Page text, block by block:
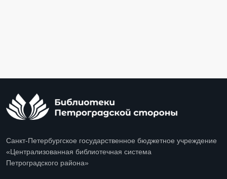
Санкт-Петербургское государственное бюджетное учреждение
«Централизованная библиотечная система
Петроградского района»